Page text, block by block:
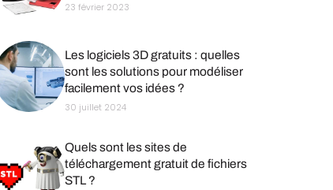
23 février 2023
Les logiciels 3D gratuits : quelles
sont les solutions pour modéliser
facilement vos idées ?
30 juillet 2024
Quels sont les sites de
téléchargement gratuit de fichiers
STL ?